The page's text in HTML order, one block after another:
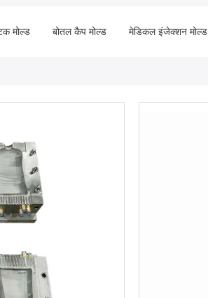
मोल्ड बोतल कैप मोल्ड मेडिकल इंजेक्शन मोल्ड